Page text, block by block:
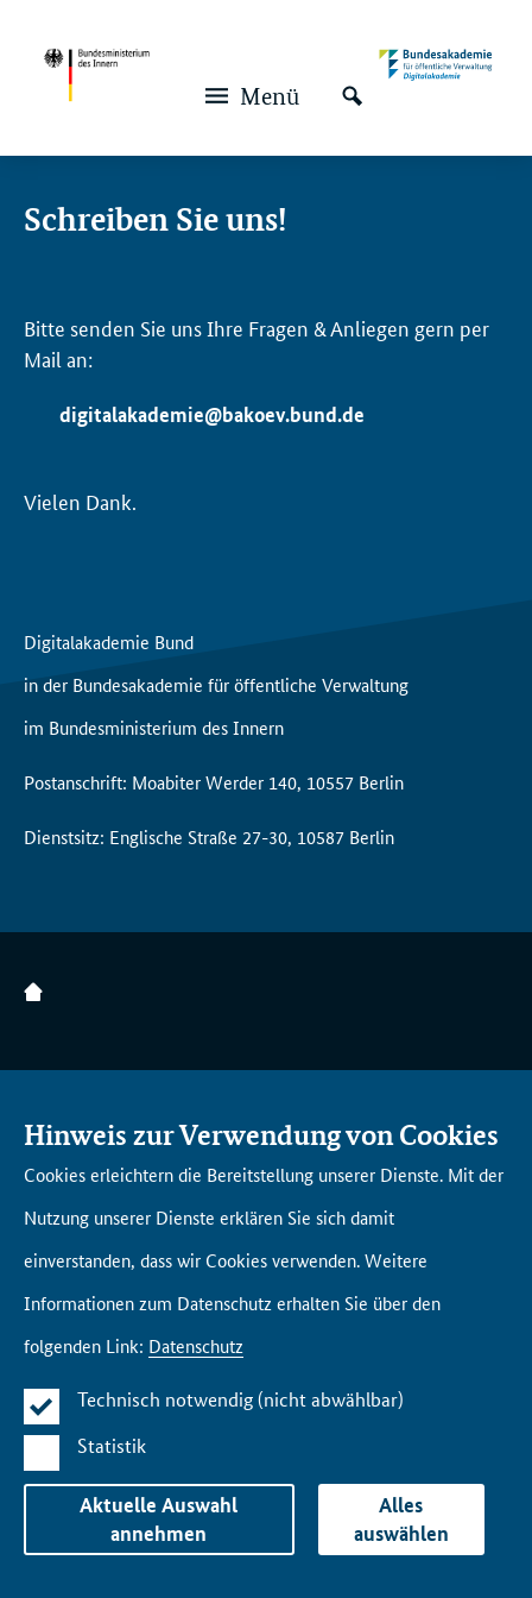
Menü
Schreiben Sie uns!
Bitte senden Sie uns Ihre Fragen & Anliegen gern per
Mail an:
digitalakademie@bakoev.bund.de
Vielen Dank.
Digitalakademie Bund
in der Bundesakademie für öffentliche Verwaltung
im Bundesministerium des Innern
Postanschrift: Moabiter Werder 140, 10557 Berlin
Dienstsitz: Englische Straße 27-30, 10587 Berlin
Will­kom­men in der Di­gi­tal­
aka­de­mie Bund
Un­se­re Netz­werk­part­ner
Lern­rei­sen
Lern­räu­me Eng­li­sche Stra­ße
Tool­box
Im­pres­s­um Da­ten­schutz Bar­rie­re­frei­heit
Ge­bär­den­spra­che Leich­te Spra­che
Hinweis zur Verwendung von Cookies
Cookies erleichtern die Bereitstellung unserer Dienste. Mit der
Nutzung unserer Dienste erklären Sie sich damit
einverstanden, dass wir Cookies verwenden. Weitere
Informationen zum Datenschutz erhalten Sie über den
folgenden Link: Datenschutz
Technisch notwendig (nicht abwählbar)
Statistik
Aktuelle Auswahl
annehmen
Alles
auswählen